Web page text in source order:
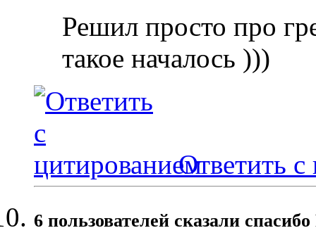
Решил просто про
такое началось )))
Ответить с
6 пользователей сказали